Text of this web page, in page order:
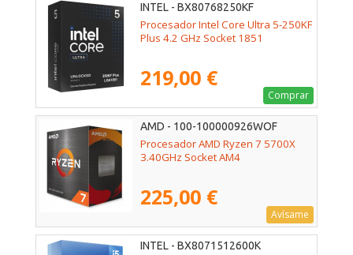
INTEL - BX80768250KF
Procesador Intel Core Ultra 5-250KF
Plus 4.2 GHz Socket 1851
219,00 €
Comprar
AMD - 100-100000926WOF
Procesador AMD Ryzen 7 5700X
3.40GHz Socket AM4
225,00 €
Avísame
INTEL - BX8071512600K